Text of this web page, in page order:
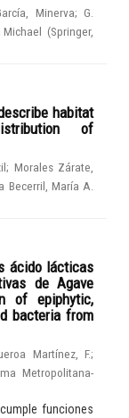
Minerva;G.
Michael (Springer,
habitat
of
; Morales Zárate,
Becerril, María A.
ácido lácticas
de Agave
of epiphytic,
bacteria from
Martínez, F.;
Metropolitana-
funciones